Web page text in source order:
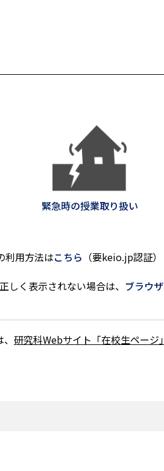
緊急時の授業取り扱い
利用方法はこちら （要keio.jp認証）
く表示されない場合は、 ブラウザ
研究科Webサイト「在校生ページ」